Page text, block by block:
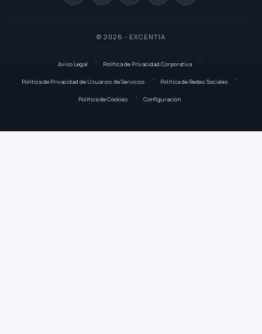
© 2026 - EXCENTIA
Aviso Legal Política de Privacidad Corporativa
Política de Privacidad de Usuarios de Servicios Política de Redes Sociales
Política de Cookies Configuración